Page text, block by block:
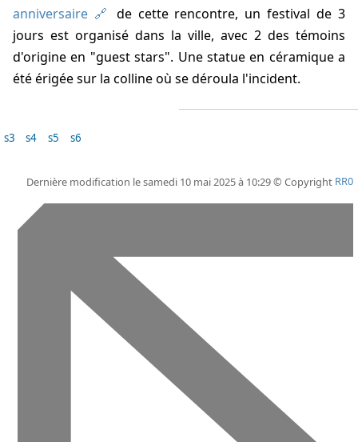
anniversaire
de cette rencontre, un festival de 3
jours est organisé dans la ville, avec 2 des témoins
d'origine en "guest stars". Une statue en céramique a
été érigée sur la colline où se déroula l'incident.
s3 s4 s5 s6
Dernière modification le samedi 10 mai 2025 à 10:29 © Copyright RR0